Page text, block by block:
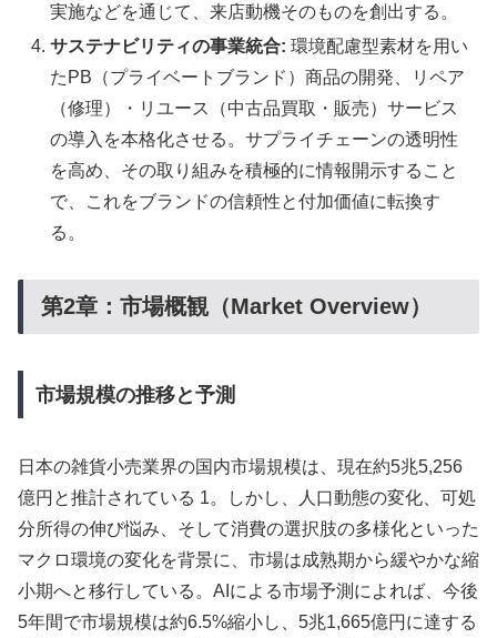
実施などを通じて、来店動機そのものを創出する。
サステナビリティの事業統合: 環境配慮型素材を用い
たPB（プライベートブランド）商品の開発、リペア
（修理）・リユース（中古品買取・販売）サービス
の導入を本格化させる。サプライチェーンの透明性
を高め、その取り組みを積極的に情報開示すること
で、これをブランドの信頼性と付加価値に転換す
る。
第2章：市場概観（Market Overview）
市場規模の推移と予測
日本の雑貨小売業界の国内市場規模は、現在約5兆5,256
億円と推計されている 1。しかし、人口動態の変化、可処
分所得の伸び悩み、そして消費の選択肢の多様化といった
マクロ環境の変化を背景に、市場は成熟期から緩やかな縮
小期へと移行している。AIによる市場予測によれば、今後
5年間で市場規模は約6.5%縮小し、5兆1,665億円に達する